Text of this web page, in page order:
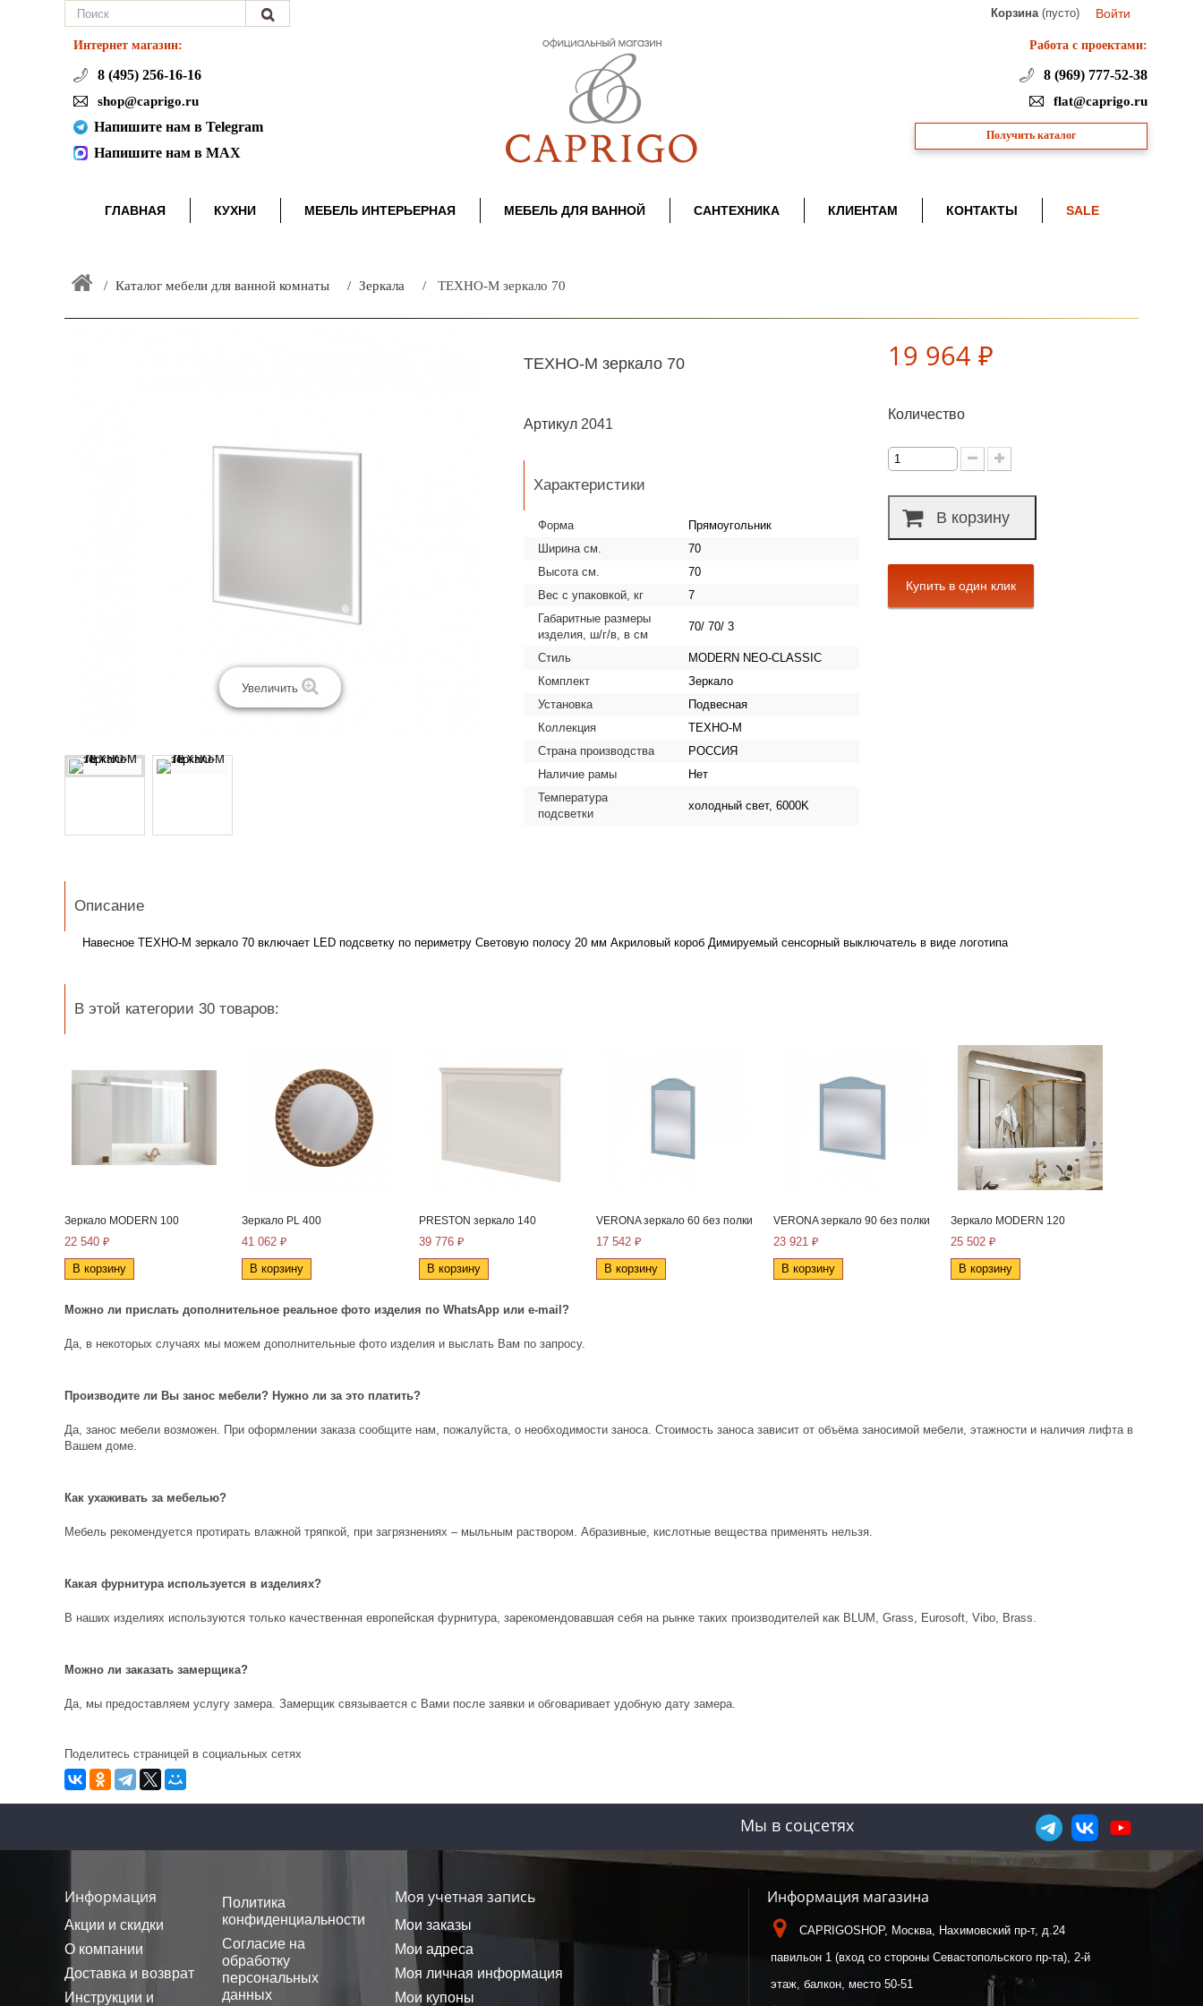
Войти
Корзина (пусто)
Интернет магазин:
8 (495) 256-16-16
shop@caprigo.ru
Напишите нам в Telegram
Напишите нам в MAX
Работа с проектами:
8 (969) 777-52-38
flat@caprigo.ru
Получить каталог
ГЛАВНАЯ КУХНИ МЕБЕЛЬ ИНТЕРЬЕРНАЯ МЕБЕЛЬ ДЛЯ ВАННОЙ САНТЕХНИКА КЛИЕНТАМ КОНТАКТЫ SALE
Каталог мебели для ванной комнаты Зеркала ТЕХНО-М зеркало 70
Увеличить
ТЕХНО-М зеркало 70
Артикул 2041
Характеристики
Форма
Прямоугольник
Ширина см.
70
Высота см.
70
Вес с упаковкой, кг
7
Габаритные размеры
изделия, ш/г/в, в см
70/ 70/ 3
Стиль
MODERN NEO-CLASSIC
Комплект
Зеркало
Установка
Подвесная
Коллекция
ТЕХНО-М
Страна производства
РОССИЯ
Наличие рамы
Нет
Температура
подсветки
холодный свет, 6000K
19 964 ₽
Количество
В корзину
Описание
Навесное ТЕХНО-М зеркало 70 включает LED подсветку по периметру Световую полосу 20 мм Акриловый короб Димируемый сенсорный выключатель в виде логотипа
В этой категории 30 товаров:
Зеркало MODERN 100
22 540 ₽
В корзину
Зеркало PL 400
41 062 ₽
В корзину
PRESTON зеркало 140
39 776 ₽
В корзину
VERONA зеркало 60 без полки
17 542 ₽
В корзину
VERONA зеркало 90 без полки
23 921 ₽
В корзину
Зеркало MODERN 120
25 502 ₽
В корзину
Можно ли прислать дополнительное реальное фото изделия по WhatsApp или e-mail ?
Да, в некоторых случаях мы можем дополнительные фото изделия и выслать Вам по запросу.
Производите ли Вы занос мебели? Нужно ли за это платить?
Да, занос мебели возможен. При оформлении заказа сообщите нам, пожалуйста, о необходимости заноса. Стоимость заноса зависит от объёма заносимой мебели, этажности и наличия лифта в
Вашем доме.
Как ухаживать за мебелью?
Мебель рекомендуется протирать влажной тряпкой, при загрязнениях – мыльным раствором. Абразивные, кислотные вещества применять нельзя.
Какая фурнитура используется в изделиях?
В наших изделиях используются только качественная европейская фурнитура, зарекомендовавшая себя на рынке таких производителей как BLUM, Grass, Eurosoft, Vibo, Brass.
Можно ли заказать замерщика?
Да, мы предоставляем услугу замера. Замерщик связывается с Вами после заявки и обговаривает удобную дату замера.
Поделитесь страницей в социальных сетях
Мы в соцсетях
Информация
Акции и скидки
О компании
Доставка и возврат
Инструкции и
Политика
конфиденциальности
Согласие на
обработку
персональных
данных
Моя учетная запись
Мои заказы
Мои адреса
Моя личная информация
Мои купоны
Информация магазина
CAPRIGOSHOP, Москва, Нахимовский пр-т, д.24
павильон 1 (вход со стороны Севастопольского пр-та), 2-й
этаж, балкон, место 50-51